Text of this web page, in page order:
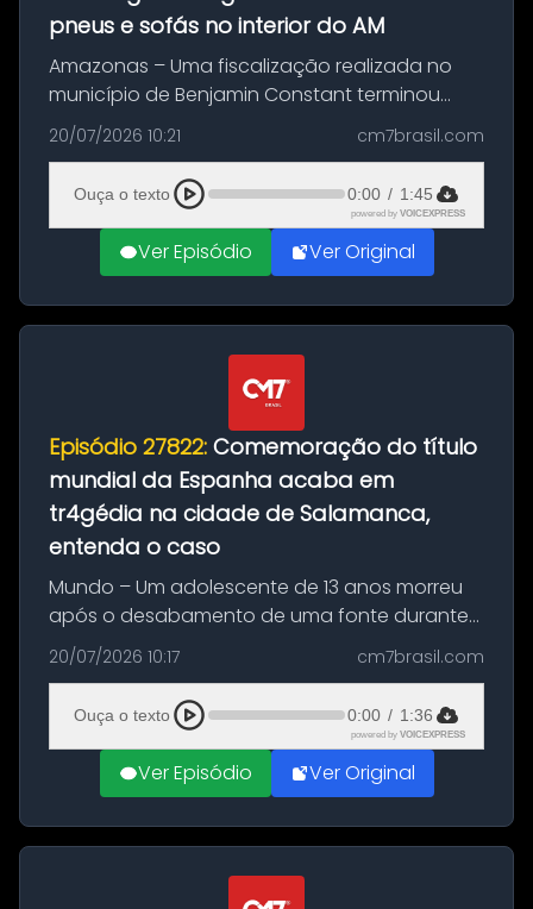
pneus e sofás no interior do AM
Amazonas – Uma fiscalização realizada no
município de Benjamin Constant terminou
com a apreensão de aproximadamente 115
quilos de entorpecentes em uma
embarcação atracada no porto da cidade. O
materia...
20/07/2026 10:21 cm7brasil.com
Ouça o texto 0:00 / 1:45
powered by VOICEXPRESS
Ver Episódio Ver Original
Episódio 27822: Comemoração do título
mundial da Espanha acaba em
tr4gédia na cidade de Salamanca,
entenda o caso
Mundo – Um adolescente de 13 anos morreu
após o desabamento de uma fonte durante
as comemorações pelo título da Copa do
Mundo conquistado pela Espanha, em
Ciudad Rodrigo, na província de Salamanca,
no...
20/07/2026 10:17 cm7brasil.com
Ouça o texto 0:00 / 1:36
powered by VOICEXPRESS
Ver Episódio Ver Original